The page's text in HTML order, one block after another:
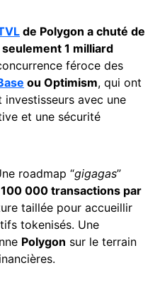
de Polygon a chuté de
1 milliard
féroce des
ou Optimism, qui ont
avec une
et une sécurité
roadmap “gigagas”
100 000 transactions par
taillée pour accueillir
tokenisés. Une
Polygon sur le terrain